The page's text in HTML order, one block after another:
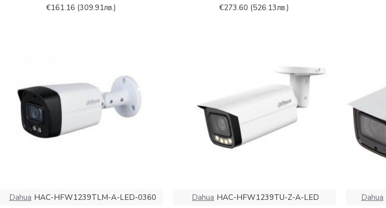
€161.16 (309.91лв.) €273.60 (526.13лв.)
Dahua HAC-HFW1239TLM-A-LED-0360 Dahua HAC-HFW1239TU-Z-A-LED Dahua